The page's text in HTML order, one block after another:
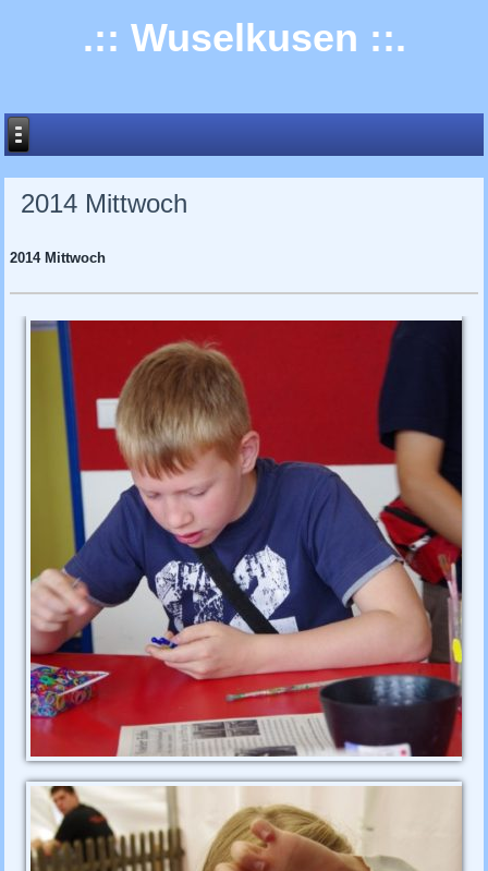
.:: Wuselkusen ::.
2014 Mittwoch
2014 Mittwoch